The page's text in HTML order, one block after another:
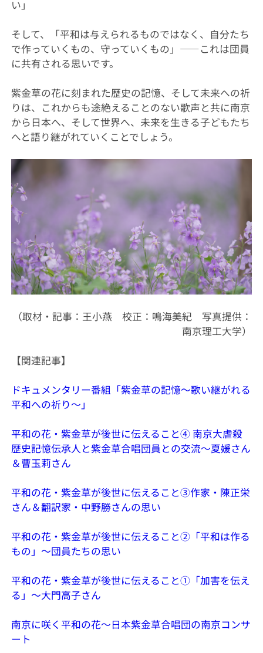
い」
そして、「平和は与えられるものではなく、自分たち
で作っていくもの、守っていくもの」――これは団員
に共有される思いです。
紫金草の花に刻まれた歴史の記憶、そして未来への祈
りは、これからも途絶えることのない歌声と共に南京
から日本へ、そして世界へ、未来を生きる子どもたち
へと語り継がれていくことでしょう。
（取材・記事：王小燕 校正：鳴海美紀 写真提供：
南京理工大学）
【関連記事】
ドキュメンタリー番組「紫金草の記憶〜歌い継がれる
平和への祈り〜」
平和の花・紫金草が後世に伝えること④ 南京大虐殺
歴史記憶伝承人と紫金草合唱団員との交流～夏媛さん
＆曹玉莉さん
平和の花・紫金草が後世に伝えること③作家・陳正栄
さん＆翻訳家・中野勝さんの思い
平和の花・紫金草が後世に伝えること②「平和は作る
もの」〜団員たちの思い
平和の花・紫金草が後世に伝えること①「加害を伝え
る」～大門高子さん
南京に咲く平和の花〜日本紫金草合唱団の南京コンサ
ート